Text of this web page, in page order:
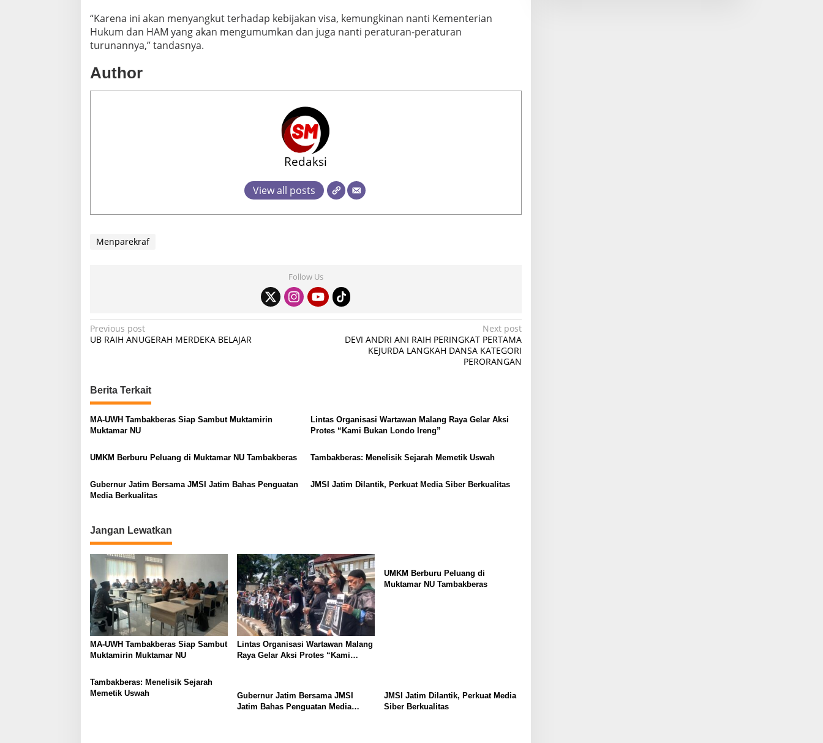
“Karena ini akan menyangkut terhadap kebijakan visa, kemungkinan nanti Kementerian
Hukum dan HAM yang akan mengumumkan dan juga nanti peraturan-peraturan
turunannya,” tandasnya.
Author
Redaksi
View all posts
Menparekraf
Follow Us
P
o
t
n
a
v
i
a
t
o
n
Previous post
UB RAIH ANUGERAH MERDEKA BELAJAR
Next post
DEVI ANDRI ANI RAIH PERINGKAT PERTAMA
KEJURDA LANGKAH DANSA KATEGORI
PERORANGAN
Berita Terkait
MA-UWH Tambakberas Siap Sambut Muktamirin
Muktamar NU
Lintas Organisasi Wartawan Malang Raya Gelar Aksi
Protes “Kami Bukan Londo Ireng”
UMKM Berburu Peluang di Muktamar NU Tambakberas Tambakberas: Menelisik Sejarah Memetik Uswah
Gubernur Jatim Bersama JMSI Jatim Bahas Penguatan
Media Berkualitas
JMSI Jatim Dilantik, Perkuat Media Siber Berkualitas
Jangan Lewatkan
MA-UWH Tambakberas Siap Sambut
Muktamirin Muktamar NU
Lintas Organisasi Wartawan Malang
Raya Gelar Aksi Protes “Kami
UMKM Berburu Peluang di
Muktamar NU Tambakberas
Tambakberas: Menelisik Sejarah
Memetik Uswah
Gubernur Jatim Bersama JMSI
Jatim Bahas Penguatan Media
JMSI Jatim Dilantik, Perkuat Media
Siber Berkualitas